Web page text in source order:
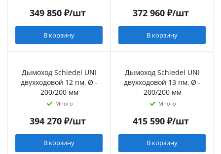
349 850₽/шт
В корзину
372 960₽/шт
В корзину
Дымоход Schiedel UNI
двухходовой 12 пм, Ø -
200/200 мм
Много
394 270₽/шт
В корзину
Дымоход Schiedel UNI
двухходовой 13 пм, Ø -
200/200 мм
Много
415 590₽/шт
В корзину